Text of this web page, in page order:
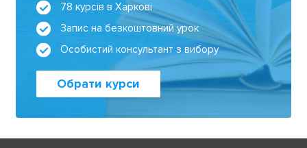
78 курсів в Харкові
Запис на безкоштовний урок
Особистий консультант з вибору
Обрати курси